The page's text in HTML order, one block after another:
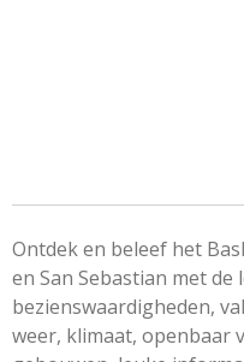
Ontdek en beleef het
en San Sebastian met
bezienswaardigheden,
weer, klimaat, openbaar